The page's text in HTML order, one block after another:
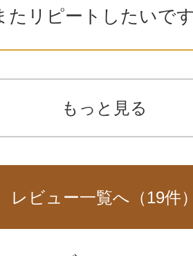
たリピートしたいで
もっと見る
レビュー一覧へ（19件